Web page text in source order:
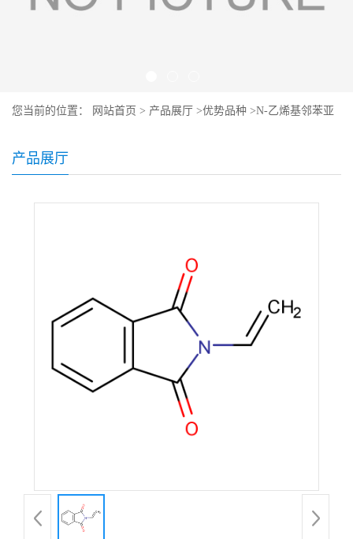
您当前的位置： 网站首页 > 产品展厅 >优势品种 >N-乙烯基邻苯亚
产品展厅